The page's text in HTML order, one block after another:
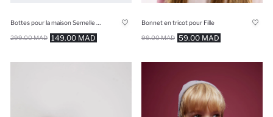
149.00 MAD
299.00 MAD
Bonnet en tricot pour Fille
59.00 MAD
99.00 MAD